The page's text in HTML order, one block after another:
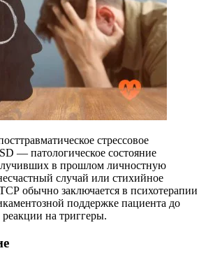
стрессовое
— патологическое состояние
в прошлом личностную
случай или стихийное
обычно заключается в психотерапии
поддержке пациента до
на триггеры.